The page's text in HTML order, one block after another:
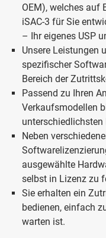
OEM), welches auf
iSAC-3 für Sie
– Ihr eigenes USP
Unsere Leistungen
spezifischer
Bereich der
Passend zu Ihren
Verkaufs­modellen
unterschiedlichsten
Neben
ausgewählte
selbst in Lizenz zu
Sie erhalten ein
bedienen, einfach
warten ist.